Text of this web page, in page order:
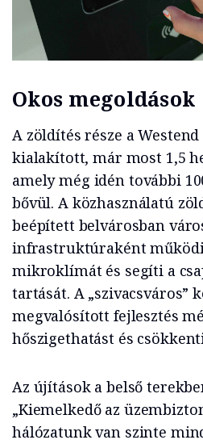
Okos megoldások
A zöldítés része a
kialakított, már most 1,5
amely még idén további
bővül. A közhasználatú
beépített belvárosban
infrastruktúraként
mikroklímát és segíti a
tartását. A „szivacsváros”
megvalósított fejlesztés
hőszigethatást és
Az újítások a belső
„Kiemelkedő az
hálózatunk van szinte